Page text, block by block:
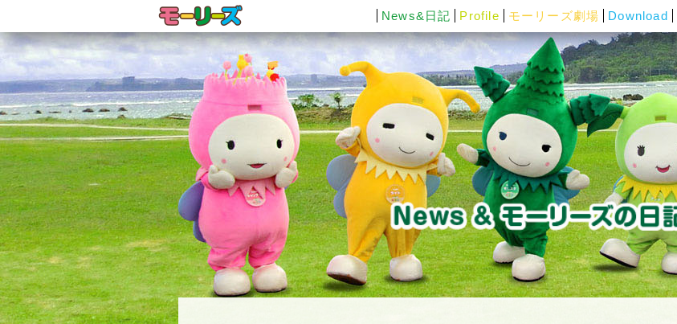
News&日記 Profile モーリーズ劇場 Download